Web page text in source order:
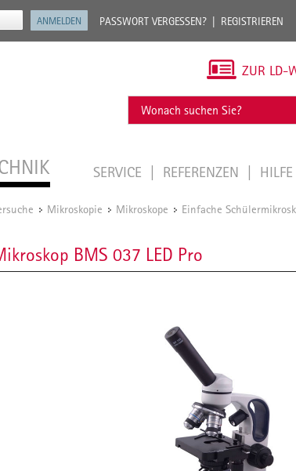
PASSWORT VERGESSEN? REGISTRIEREN
ZUR LD-
SERVICE REFERENZEN HILFE
/ Mikroskopie / Mikroskope / Einfache
BMS 037 LED Pro